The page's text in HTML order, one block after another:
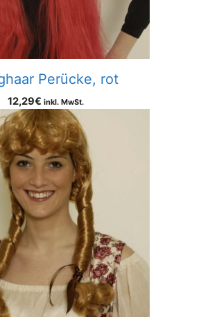
Perücke, rot
12,29€ inkl. MwSt.